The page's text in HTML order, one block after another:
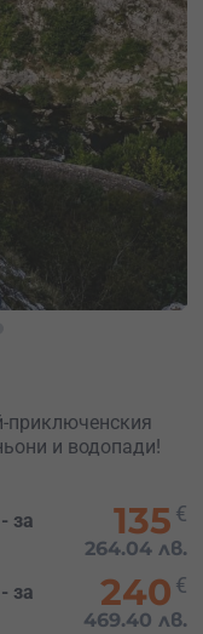
приключенския
и водопади!
за
135 €
264.04 лв.
за
240 €
469.40 лв.